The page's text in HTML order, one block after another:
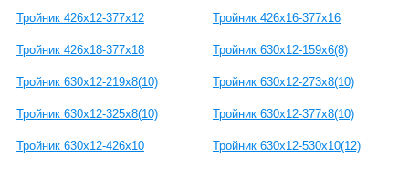
Тройник 426х12-377х12 Тройник 426х16-377х16
Тройник 426х18-377х18 Тройник 630х12-159х6(8)
Тройник 630х12-219х8(10) Тройник 630х12-273х8(10)
Тройник 630х12-325х8(10) Тройник 630х12-377х8(10)
Тройник 630х12-426x10 Тройник 630x12-530x10(12)